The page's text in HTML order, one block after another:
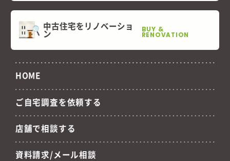
中古住宅をリノベーショ
ン BUY &
RENOVATION
HOME
ご自宅調査を依頼する
店舗で相談する
資料請求/メール相談